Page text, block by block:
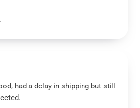
had a delay in shipping but still